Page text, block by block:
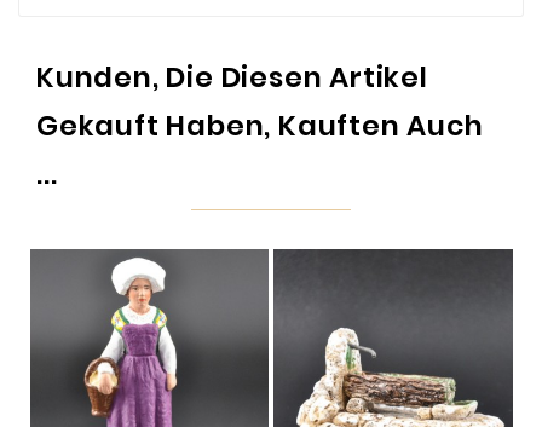
Kunden, Die Diesen Artikel
Gekauft Haben, Kauften Auch
...